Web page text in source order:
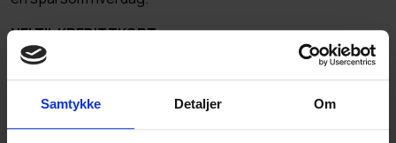
Samtykke Detaljer Om
NEI TIL KREDITTKORT
-Kredittkort anbefaler jeg ikke, er Incedursuns korte svar
på om unge bør ha et kredittkort i bakhånd til uforutsette
utgifter. – Kredittkort har ofte en rente på 2025 prosent